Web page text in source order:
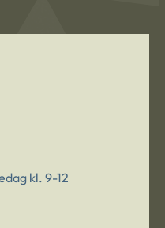
kl. 9-12